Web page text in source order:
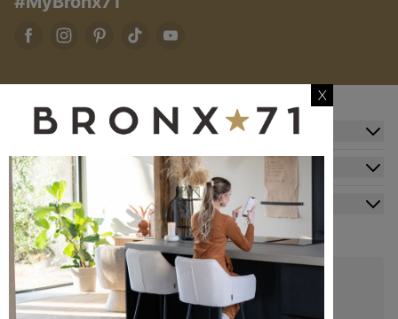
Zusatzinformation
Kundendienst
Mein Konto
Kontakt
X